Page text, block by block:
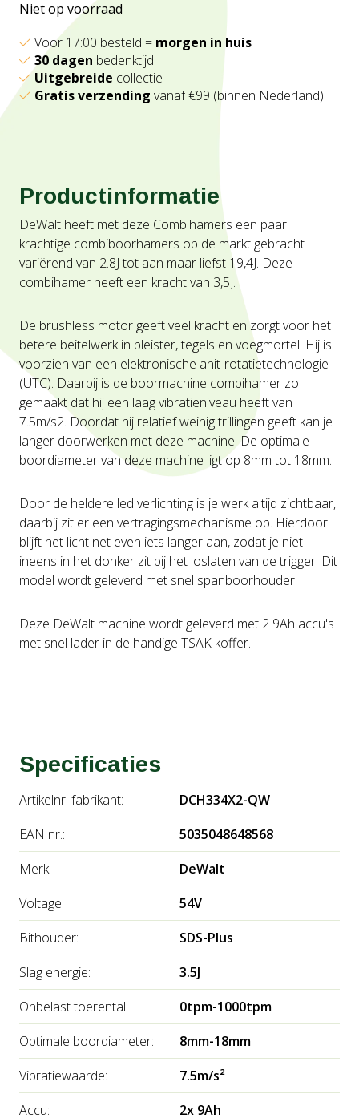
Niet op voorraad
Voor 17:00 besteld = morgen in huis
30 dagen bedenktijd
Uitgebreide collectie
Gratis verzending vanaf €99 (binnen Nederland)
Productinformatie
DeWalt heeft met deze Combihamers een paar
krachtige combiboorhamers op de markt gebracht
variërend van 2.8J tot aan maar liefst 19,4J. Deze
combihamer heeft een kracht van 3,5J.
De brushless motor geeft veel kracht en zorgt voor het
betere beitelwerk in pleister, tegels en voegmortel. Hij is
voorzien van een elektronische anit-rotatietechnologie
(UTC). Daarbij is de boormachine combihamer zo
gemaakt dat hij een laag vibratieniveau heeft van
7.5m/s2. Doordat hij relatief weinig trillingen geeft kan je
langer doorwerken met deze machine. De optimale
boordiameter van deze machine ligt op 8mm tot 18mm.
Door de heldere led verlichting is je werk altijd zichtbaar,
daarbij zit er een vertragingsmechanisme op. Hierdoor
blijft het licht net even iets langer aan, zodat je niet
ineens in het donker zit bij het loslaten van de trigger. Dit
model wordt geleverd met snel spanboorhouder.
Deze DeWalt machine wordt geleverd met 2 9Ah accu's
met snel lader in de handige TSAK koffer.
Specificaties
Artikelnr. fabrikant:
DCH334X2-QW
EAN nr.:
5035048648568
Merk:
DeWalt
Voltage:
54V
Bithouder:
SDS-Plus
Slag energie:
3.5J
Onbelast toerental:
0tpm-1000tpm
Optimale boordiameter:
8mm-18mm
Vibratiewaarde:
7.5m/s²
Accu:
2x 9Ah